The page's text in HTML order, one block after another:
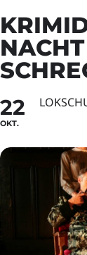
22
OKT.